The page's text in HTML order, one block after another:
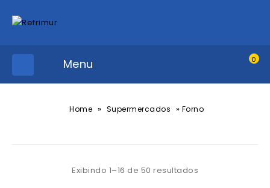
Menu 0
Home » Supermercados » Forno
Exibindo 1–16 de 50 resultados